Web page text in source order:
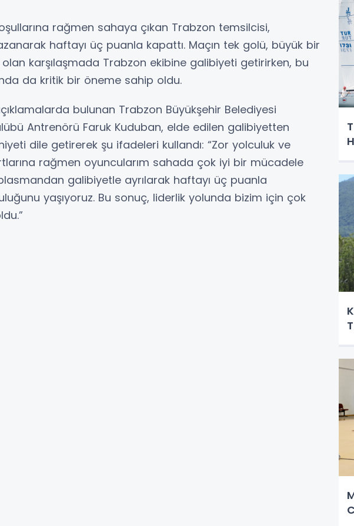
rağmen sahaya çıkan Trabzon temsilcisi,
haftayı üç puanla kapattı. Maçın tek golü, büyük bir
karşılaşmada Trabzon ekibine galibiyeti getirirken, bu
da kritik bir öneme sahip oldu.
bulunan Trabzon Büyükşehir Belediyesi
Antrenörü Faruk Kuduban, elde edilen galibiyetten
dile getirerek şu ifadeleri kullandı: “Zor yolculuk ve
rağmen oyuncularım sahada çok iyi bir mücadele
galibiyetle ayrılarak haftayı üç puanla
yaşıyoruz. Bu sonuç, liderlik yolunda bizim için çok